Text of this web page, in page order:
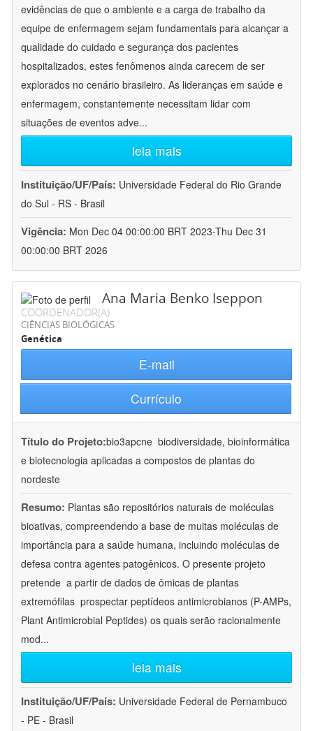
evidências de que o ambiente e a carga de trabalho da
equipe de enfermagem sejam fundamentais para alcançar a
qualidade do cuidado e segurança dos pacientes
hospitalizados, estes fenômenos ainda carecem de ser
explorados no cenário brasileiro. As lideranças em saúde e
enfermagem, constantemente necessitam lidar com
situações de eventos adve...
leia mais
Instituição/UF/País: Universidade Federal do Rio Grande
do Sul - RS - Brasil
Vigência: Mon Dec 04 00:00:00 BRT 2023-Thu Dec 31
00:00:00 BRT 2026
Ana Maria Benko Iseppon
COORDENADOR(A)
CIÊNCIAS BIOLÓGICAS
Genética
E-mail
Currículo
Título do Projeto:bio3apcne  biodiversidade, bioinformática
e biotecnologia aplicadas a compostos de plantas do
nordeste
Resumo: Plantas são repositórios naturais de moléculas
bioativas, compreendendo a base de muitas moléculas de
importância para a saúde humana, incluindo moléculas de
defesa contra agentes patogênicos. O presente projeto
pretende  a partir de dados de ômicas de plantas
extremófilas  prospectar peptídeos antimicrobianos (P-AMPs,
Plant Antimicrobial Peptides) os quais serão racionalmente
mod...
leia mais
Instituição/UF/País: Universidade Federal de Pernambuco
- PE - Brasil